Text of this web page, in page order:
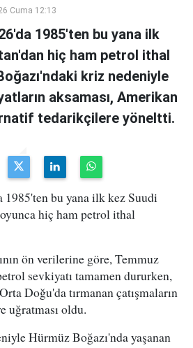
Cuma 12:13
1985'ten bu yana ilk
hiç ham petrol ithal
kriz nedeniyle
aksaması, Amerikan
tedarikçilere yöneltti.
1985'ten bu yana ilk kez Suudi
hiç ham petrol ithal
ön verilerine göre, Temmuz
sevkiyatı tamamen dururken,
Doğu'da tırmanan çatışmaların
uğratması oldu.
Hürmüz Boğazı'nda yaşanan